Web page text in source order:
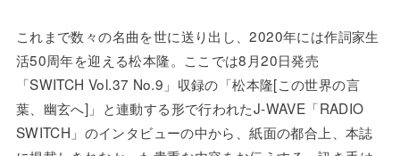
これまで数々の名曲を世に送り出し、2020年には作詞家生
活50周年を迎える松本隆。ここでは8月20日発売
「SWITCH Vol.37 No.9」収録の「松本隆[この世界の言
葉、幽玄へ]」と連動する形で行われたJ-WAVE「RADIO
SWITCH」のインタビューの中から、紙面の都合上、本誌